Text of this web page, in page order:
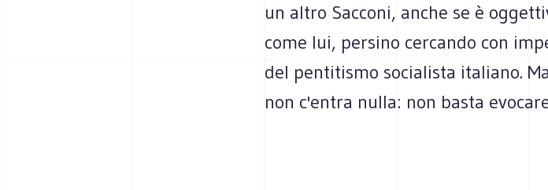
un altro Sacconi, anche se è
come lui, persino cercando con
del pentitismo socialista italiano.
non c'entra nulla: non basta